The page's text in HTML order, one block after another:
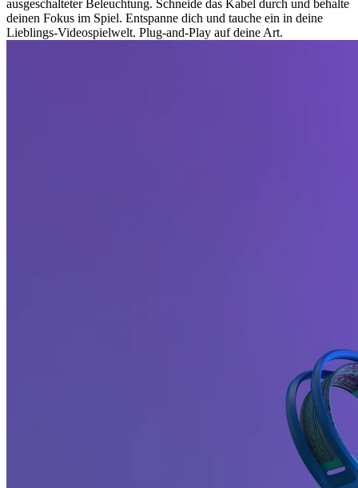
ausgeschalteter Beleuchtung. Schneide das Kabel durch und behalte
deinen Fokus im Spiel. Entspanne dich und tauche ein in deine
Lieblings-Videospielwelt. Plug-and-Play auf deine Art.